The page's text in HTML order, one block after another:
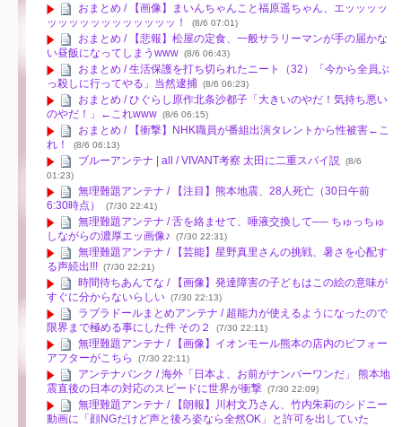
おまとめ / 【画像】まいんちゃんこと福原遥ちゃん、エッッッッ
ッッッッッッッッッッッッ！
(8/6 07:01)
おまとめ / 【悲報】松屋の定食、一般サラリーマンが手の届かな
い昼飯になってしまうwww (8/6 06:43)
おまとめ / 生活保護を打ち切られたニート（32）「今から全員ぶ
っ殺しに行ってやる」当然逮捕 (8/6 06:23)
おまとめ / ひぐらし原作北条沙都子「大きいのやだ！気持ち悪い
のやだ！」←これwww (8/6 06:15)
おまとめ / 【衝撃】NHK職員が番組出演タレントから性被害←こ
れ！
(8/6 06:13)
ブルーアンテナ | all / VIVANT考察 太田に二重スパイ説 (8/6
01:23)
無理難題アンテナ / 【注目】熊本地震、28人死亡（30日午前
6:30時点）
(7/30 22:41)
無理難題アンテナ / 舌を絡ませて、唾液交換して── ちゅっちゅ
しながらの濃厚エッ画像♪
(7/30 22:31)
無理難題アンテナ / 【芸能】星野真里さんの挑戦、暑さを心配す
る声続出!!! (7/30 22:21)
時間待ちあんてな / 【画像】発達障害の子どもはこの絵の意味が
すぐに分からないらしい (7/30 22:13)
ラブラドールまとめアンテナ / 超能力が使えるようになったので
限界まで極める事にした件 その２
(7/30 22:11)
無理難題アンテナ / 【画像】イオンモール熊本の店内のビフォー
アフターがこちら
(7/30 22:11)
アンテナバンク / 海外「日本よ、お前がナンバーワンだ」 熊本地
震直後の日本の対応のスピードに世界が衝撃 (7/30 22:09)
無理難題アンテナ / 【朗報】川村文乃さん、竹内朱莉のシドニー
動画に「顔NGだけど声と後ろ姿なら全然OK」と許可を出していた